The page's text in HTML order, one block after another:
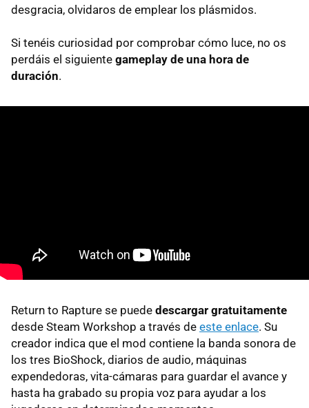
desgracia, olvidaros de emplear los plásmidos.
Si tenéis curiosidad por comprobar cómo luce, no os
perdáis el siguiente gameplay de una hora de
duración.
Return to Rapture se puede descargar gratuitamente
desde Steam Workshop a través de este enlace. Su
creador indica que el mod contiene la banda sonora de
los tres BioShock, diarios de audio, máquinas
expendedoras, vita-cámaras para guardar el avance y
hasta ha grabado su propia voz para ayudar a los